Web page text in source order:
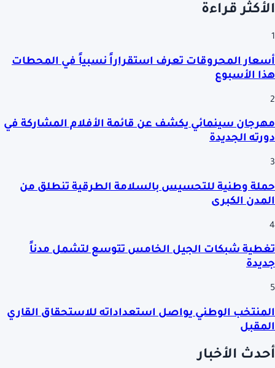
الأكثر قراءة
1
أسعار المحروقات تعرف استقراراً نسبياً في المحطات
هذا الأسبوع
2
مهرجان سينمائي يكشف عن قائمة الأفلام المشاركة في
دورته الجديدة
3
حملة وطنية للتحسيس بالسلامة الطرقية تنطلق من
المدن الكبرى
4
تغطية شبكات الجيل الخامس تتوسع لتشمل مدناً
جديدة
5
المنتخب الوطني يواصل استعداداته للاستحقاق القاري
المقبل
أحدث الأخبار